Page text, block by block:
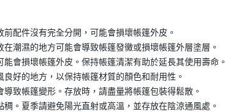
配件沒有完全分開，可能會損壞帳篷外皮。
潮濕的地方可能會導致帳篷發黴或損壞帳篷外層塗層。
會損壞帳篷外皮。保持帳篷清潔有助於延長其使用壽命。
好的地方，以保持帳篷材質的顏色和耐用性。
致帳篷變形。存放時，請盡量將帳篷包裝得鬆散。
。夏季請避免陽光直射或高溫，並存放在陰涼通風處。